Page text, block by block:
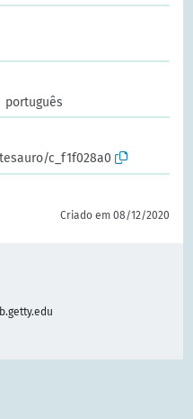
português
c_f1f028a0
Criado em 08/12/2020